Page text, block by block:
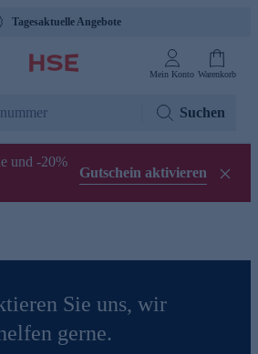
Tagesaktuelle Angebote
Mein Konto Warenkorb
Suchen
und -20%
Gutschein aktivieren
Sie uns, wir
gerne.